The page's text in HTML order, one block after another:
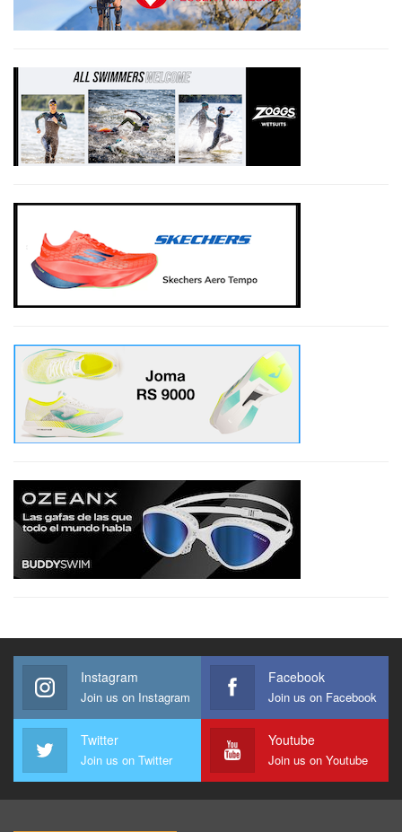
Instagram
Join us on Instagram
Facebook
Join us on Facebook
Twitter
Join us on Twitter
Youtube
Join us on Youtube